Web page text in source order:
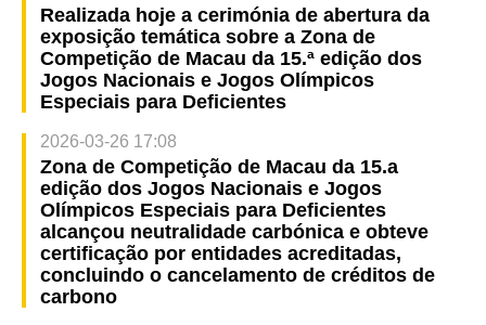
Realizada hoje a cerimónia de abertura da
exposição temática sobre a Zona de
Competição de Macau da 15.ª edição dos
Jogos Nacionais e Jogos Olímpicos
Especiais para Deficientes
2026-03-26 17:08
Zona de Competição de Macau da 15.a
edição dos Jogos Nacionais e Jogos
Olímpicos Especiais para Deficientes
alcançou neutralidade carbónica e obteve
certificação por entidades acreditadas,
concluindo o cancelamento de créditos de
carbono